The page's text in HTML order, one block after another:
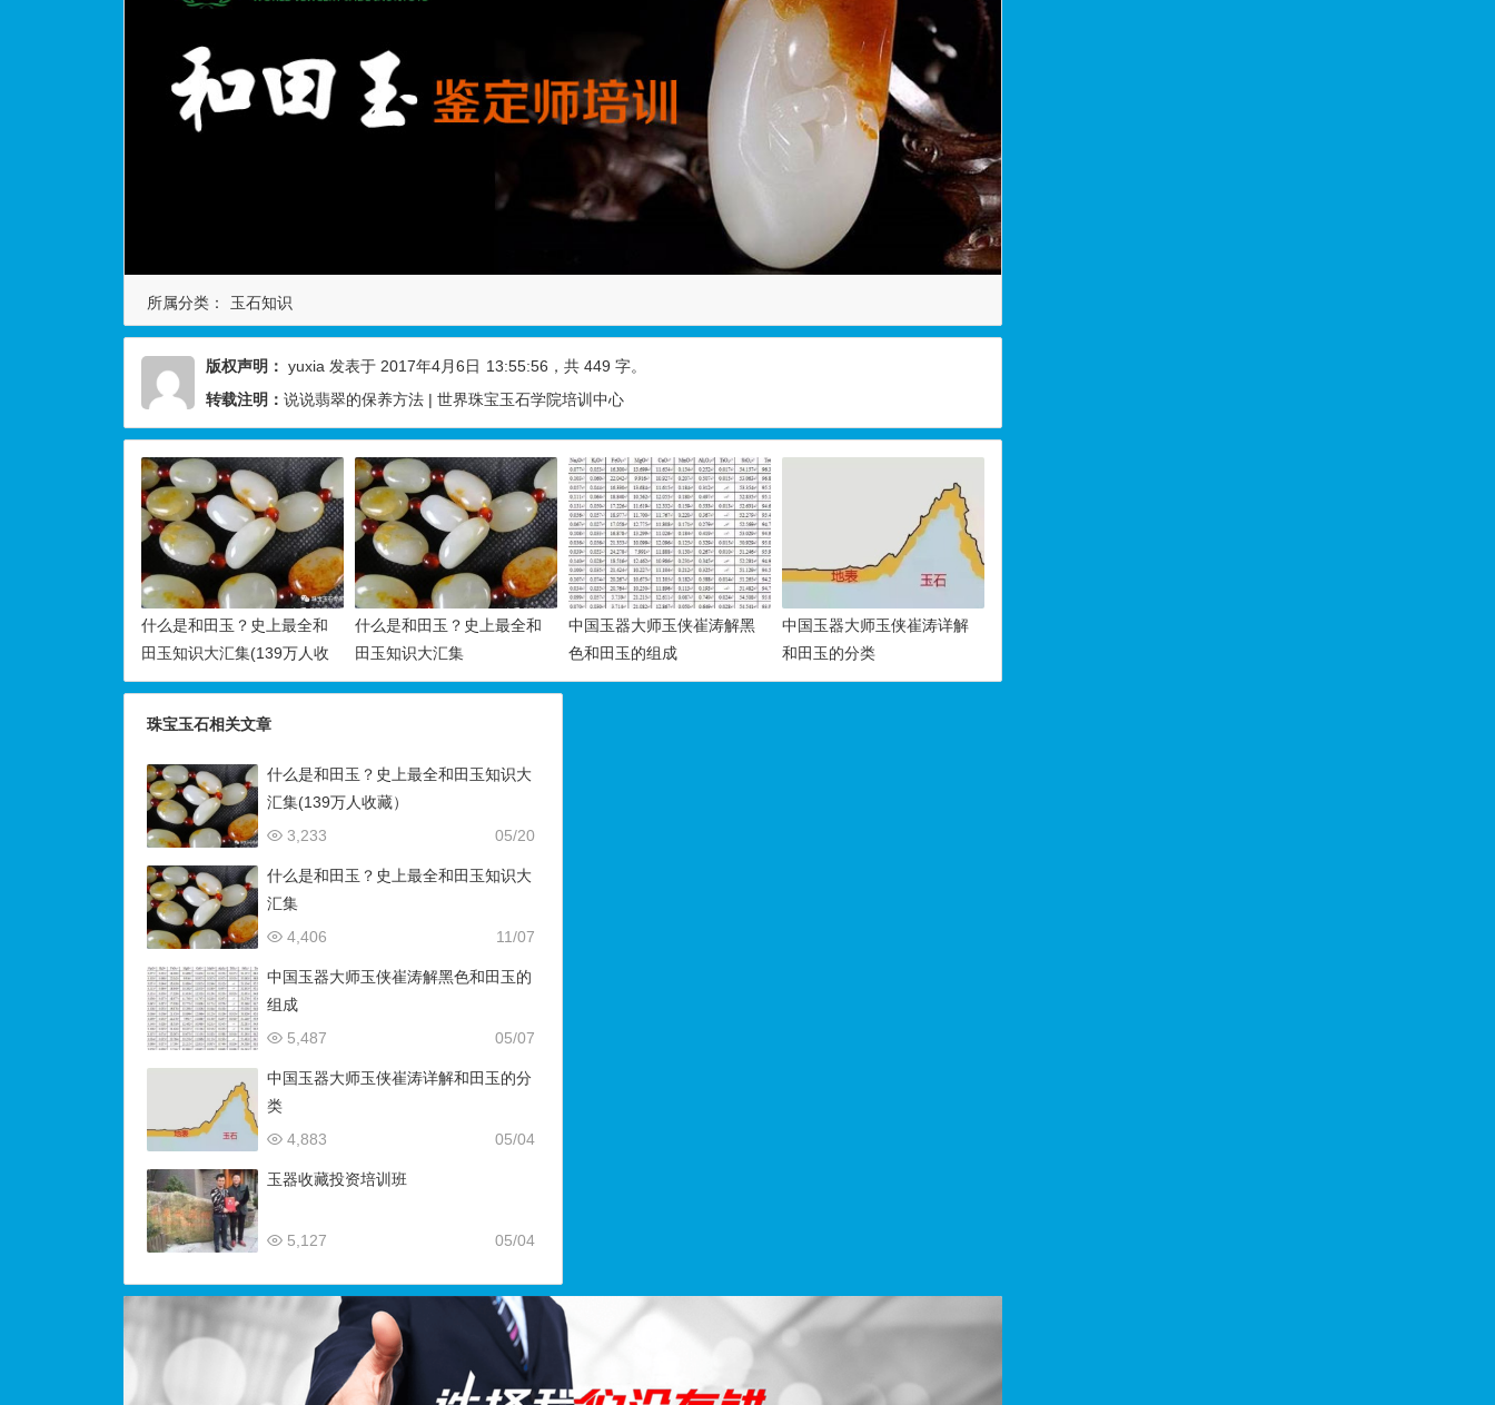
所属分类： 玉石知识
版权声明： yuxia 发表于 2017年4月6日 13:55:56 ，共 449 字。
转载注明： 说说翡翠的保养方法 | 世界珠宝玉石学院培训中心
什么是和田玉？史上最全和
田玉知识大汇集(139万人收
藏）
什么是和田玉？史上最全和
田玉知识大汇集
中国玉器大师玉侠崔涛解黑
色和田玉的组成
中国玉器大师玉侠崔涛详解
和田玉的分类
珠宝玉石相关文章
什么是和田玉？史上最全和田玉知识大
汇集(139万人收藏）
05/20
3,233
什么是和田玉？史上最全和田玉知识大
汇集
11/07
4,406
中国玉器大师玉侠崔涛解黑色和田玉的
组成
05/07
5,487
中国玉器大师玉侠崔涛详解和田玉的分
类
05/04
4,883
玉器收藏投资培训班
05/04
5,127